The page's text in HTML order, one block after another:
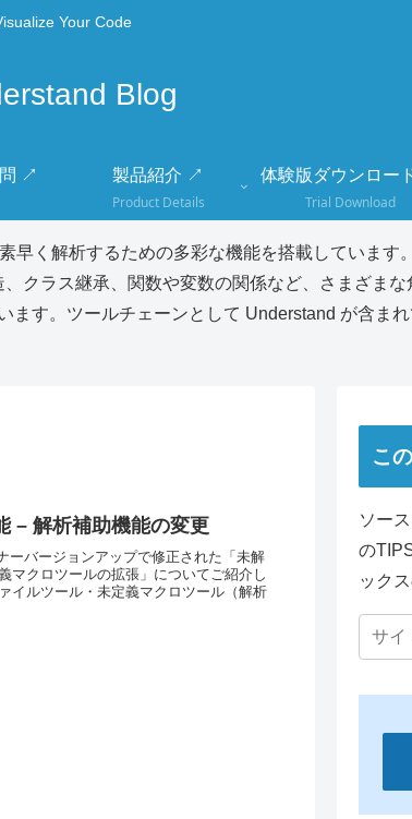
Your Code
Blog
↗
製品紹介 ↗
Product Details
体験版ダウンロー
Trial Download
早く解析するための多彩な機能を搭載しています
クラス継承、関数や変数の関係など、さまざまな
ます。ツールチェーンとして Understand が含ま
– 解析補助機能の変更
ーバージョンアップで修正された「未解
マクロツールの拡張」についてご紹介し
イルツール・未定義マクロツール（解析
こ
ソー
の
ック